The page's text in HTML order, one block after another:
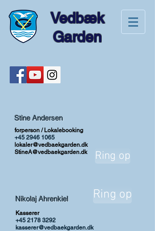
Vedbæk
Garden
Stine Andersen
forperson / Lokalebooking
+45 2946 1065
lokaler@vedbaekgarden.dk
StineA@vedbaekgarden.dk
Ring op
Nikolaj Ahrenkiel
Kasserer
+45 2178 3292
kasserer@vedbaekgarden.dk
Ring op